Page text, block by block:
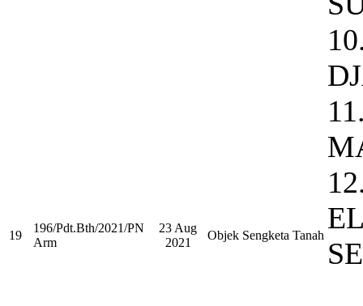
19
196/Pdt.Bth/2021/PN
Arm
23 Aug
2021
Objek Sengketa Tanah